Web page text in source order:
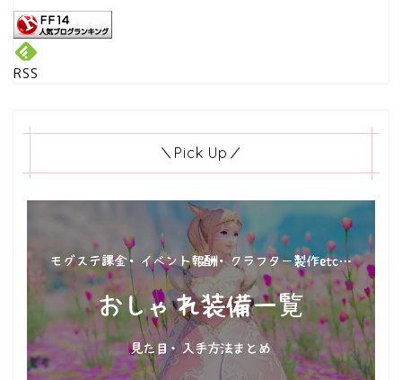
RSS
＼Pick Up／